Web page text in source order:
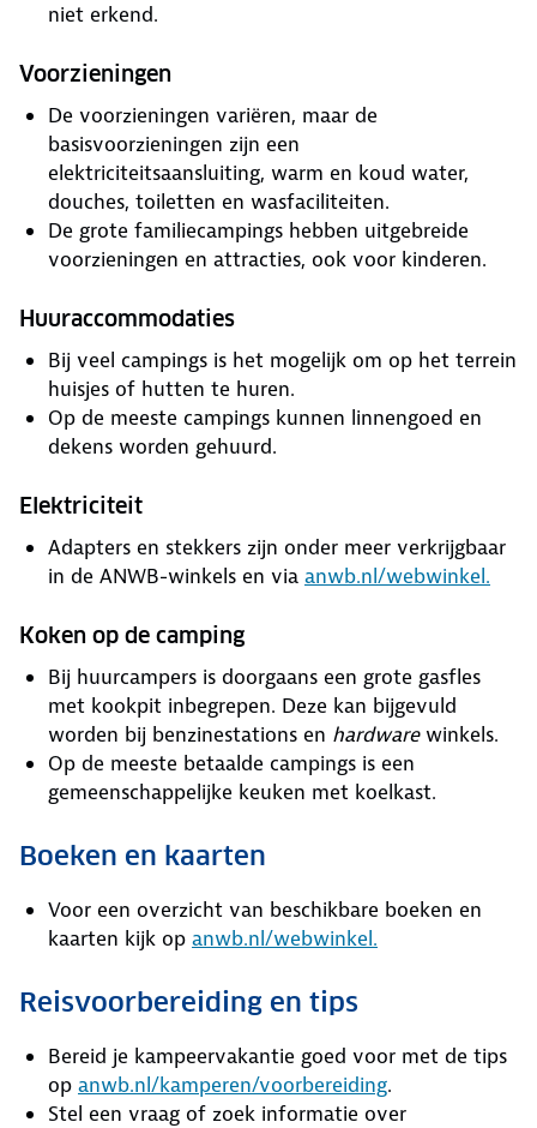
niet erkend.
Voorzieningen
De voorzieningen variëren, maar de
basisvoorzieningen zijn een
elektriciteitsaansluiting, warm en koud water,
douches, toiletten en wasfaciliteiten.
De grote familiecampings hebben uitgebreide
voorzieningen en attracties, ook voor kinderen.
Huuraccommodaties
Bij veel campings is het mogelijk om op het terrein
huisjes of hutten te huren.
Op de meeste campings kunnen linnengoed en
dekens worden gehuurd.
Elektriciteit
Adapters en stekkers zijn onder meer verkrijgbaar
in de ANWB-winkels en via anwb.nl/webwinkel.
Koken op de camping
Bij huurcampers is doorgaans een grote gasfles
met kookpit inbegrepen. Deze kan bijgevuld
worden bij benzinestations en hardware winkels.
Op de meeste betaalde campings is een
gemeenschappelijke keuken met koelkast.
Boeken en kaarten
Voor een overzicht van beschikbare boeken en
kaarten kijk op anwb.nl/webwinkel.
Reisvoorbereiding en tips
Bereid je kampeervakantie goed voor met de tips
op anwb.nl/kamperen/voorbereiding.
Stel een vraag of zoek informatie over